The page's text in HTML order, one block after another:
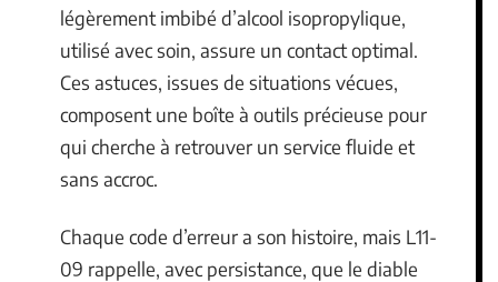
légèrement imbibé d’alcool isopropylique,
utilisé avec soin, assure un contact optimal.
Ces astuces, issues de situations vécues,
composent une boîte à outils précieuse pour
qui cherche à retrouver un service fluide et
sans accroc.
Chaque code d’erreur a son histoire, mais L11-
09 rappelle, avec persistance, que le diable